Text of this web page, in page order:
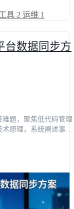
具 2 运维 1
台数据同步方
题，聚焦低代码管理
原理，系统阐述事件
过横向测评主流方案